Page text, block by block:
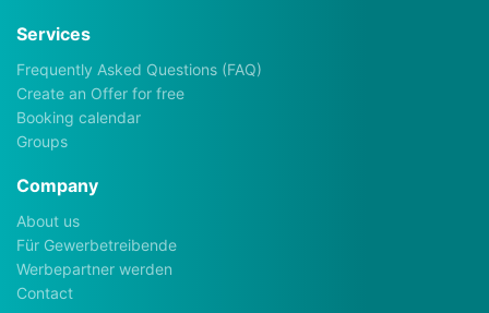
Services
Frequently Asked Questions (FAQ)
Create an Offer for free
Booking calendar
Groups
Company
About us
Für Gewerbetreibende
Werbepartner werden
Contact